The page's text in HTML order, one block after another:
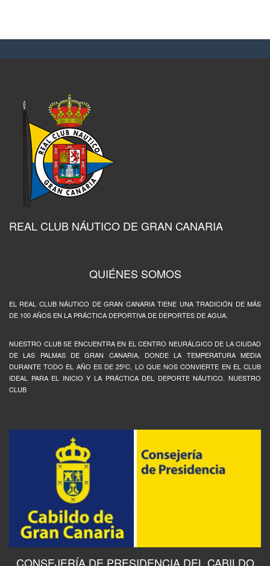
REAL CLUB NÁUTICO DE GRAN CANARIA
QUIÉNES SOMOS
EL REAL CLUB NÁUTICO DE GRAN CANARIA TIENE UNA TRADICIÓN DE MÁS
DE 100 AÑOS EN LA PRÁCTICA DEPORTIVA DE DEPORTES DE AGUA.
NUESTRO CLUB SE ENCUENTRA EN EL CENTRO NEURÁLGICO DE LA CIUDAD
DE LAS PALMAS DE GRAN CANARIA, DONDE LA TEMPERATURA MEDIA
DURANTE TODO EL AÑO ES DE 25ºC, LO QUE NOS CONVIERTE EN EL CLUB
IDEAL PARA EL INICIO Y LA PRÁCTICA DEL DEPORTE NÁUTICO. NUESTRO
CLUB
CONSEJERÍA DE PRESIDENCIA DEL CABILDO